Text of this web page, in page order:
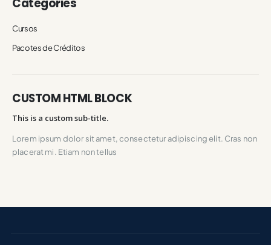
Categories
Cursos
Pacotes de Créditos
CUSTOM HTML BLOCK
This is a custom sub-title.
Lorem ipsum dolor sit amet, consectetur adipiscing elit. Cras non
placerat mi. Etiam non tellus